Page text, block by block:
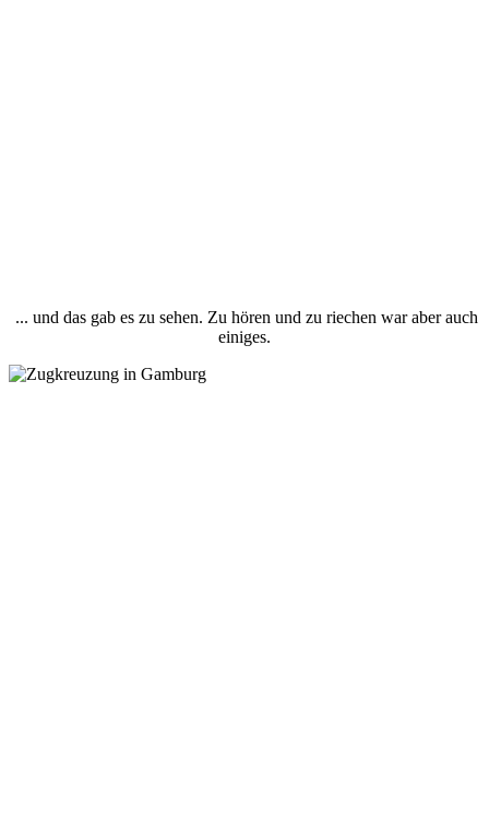
... und das gab es zu sehen. Zu hören und zu riechen war aber auch
einiges.